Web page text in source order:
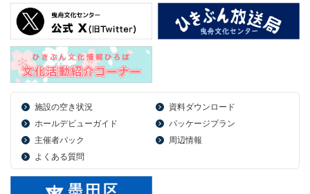
施設の空き状況
資料ダウンロード
ホールデビューガイド
パッケージプラン
主催者パック
周辺情報
よくある質問